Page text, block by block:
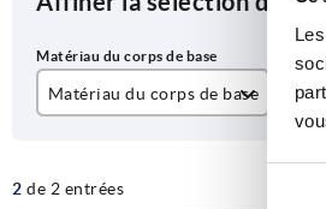
Matériau du corps de base
acier inoxydable A4
2 de 2 entrées